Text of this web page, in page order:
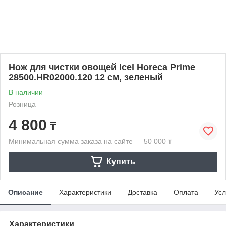
Нож для чистки овощей Icel Horeca Prime
28500.HR02000.120 12 см, зеленый
В наличии
Розница
4 800 ₸
Минимальная сумма заказа на сайте — 50 000 ₸
Купить
Описание Характеристики Доставка Оплата
Характеристики